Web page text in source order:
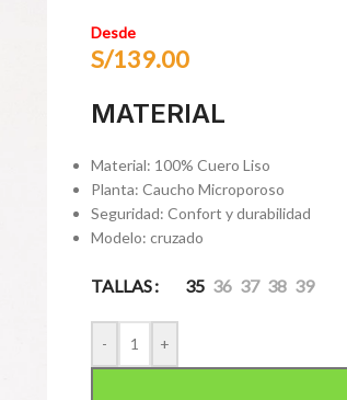
Desde
S/139.00
MATERIAL
Material: 100% Cuero Liso
Planta: Caucho Microporoso
Seguridad: Confort y durabilidad
Modelo: cruzado
TALLAS 35 36 37 38 39
- +